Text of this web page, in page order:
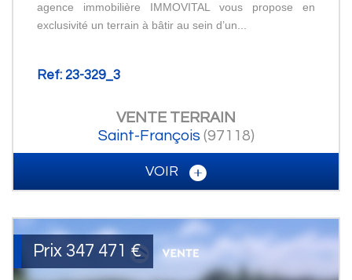
agence immobilière IMMOVITAL vous propose en
exclusivité un terrain à bâtir au sein d’un...
Ref: 23-329_3
VENTE TERRAIN
Saint-François (97118)
VOIR
Prix 347 471 €